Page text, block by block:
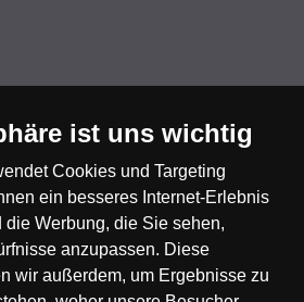
Slovensko Deutschland
Österreich België
ist uns wichtig
Cookies und Targeting
ein besseres Internet-Erlebnis
Werbung, die Sie sehen,
anzupassen. Diese
wir außerdem, um Ergebnisse zu